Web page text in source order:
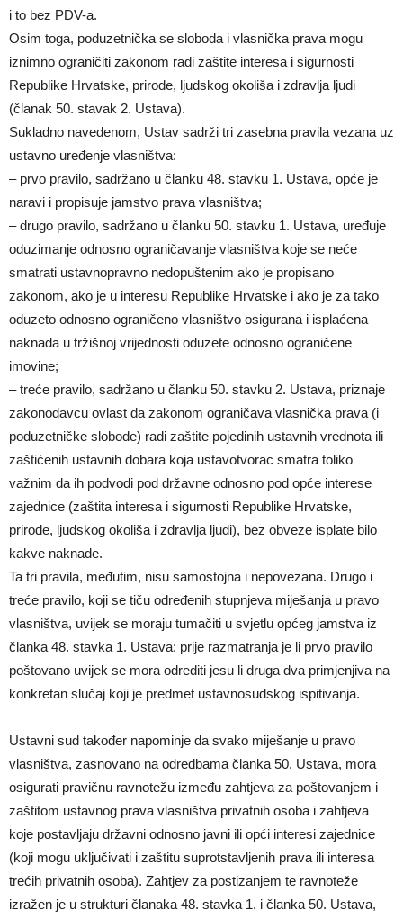
i to bez PDV-a.
Osim toga, poduzetnička se sloboda i vlasnička prava mogu
iznimno ograničiti zakonom radi zaštite interesa i sigurnosti
Republike Hrvatske, prirode, ljudskog okoliša i zdravlja ljudi
(članak 50. stavak 2. Ustava).
Sukladno navedenom, Ustav sadrži tri zasebna pravila vezana uz
ustavno uređenje vlasništva:
– prvo pravilo, sadržano u članku 48. stavku 1. Ustava, opće je
naravi i propisuje jamstvo prava vlasništva;
– drugo pravilo, sadržano u članku 50. stavku 1. Ustava, uređuje
oduzimanje odnosno ograničavanje vlasništva koje se neće
smatrati ustavnopravno nedopuštenim ako je propisano
zakonom, ako je u interesu Republike Hrvatske i ako je za tako
oduzeto odnosno ograničeno vlasništvo osigurana i isplaćena
naknada u tržišnoj vrijednosti oduzete odnosno ograničene
imovine;
– treće pravilo, sadržano u članku 50. stavku 2. Ustava, priznaje
zakonodavcu ovlast da zakonom ograničava vlasnička prava (i
poduzetničke slobode) radi zaštite pojedinih ustavnih vrednota ili
zaštićenih ustavnih dobara koja ustavotvorac smatra toliko
važnim da ih podvodi pod državne odnosno pod opće interese
zajednice (zaštita interesa i sigurnosti Republike Hrvatske,
prirode, ljudskog okoliša i zdravlja ljudi), bez obveze isplate bilo
kakve naknade.
Ta tri pravila, međutim, nisu samostojna i nepovezana. Drugo i
treće pravilo, koji se tiču određenih stupnjeva miješanja u pravo
vlasništva, uvijek se moraju tumačiti u svjetlu općeg jamstva iz
članka 48. stavka 1. Ustava: prije razmatranja je li prvo pravilo
poštovano uvijek se mora odrediti jesu li druga dva primjenjiva na
konkretan slučaj koji je predmet ustavnosudskog ispitivanja.
Ustavni sud također napominje da svako miješanje u pravo
vlasništva, zasnovano na odredbama članka 50. Ustava, mora
osigurati pravičnu ravnotežu između zahtjeva za poštovanjem i
zaštitom ustavnog prava vlasništva privatnih osoba i zahtjeva
koje postavljaju državni odnosno javni ili opći interesi zajednice
(koji mogu uključivati i zaštitu suprotstavljenih prava ili interesa
trećih privatnih osoba). Zahtjev za postizanjem te ravnoteže
izražen je u strukturi članaka 48. stavka 1. i članka 50. Ustava,